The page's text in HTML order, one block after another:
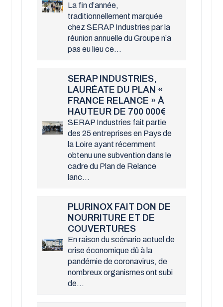
La fin d’année,
traditionnellement marquée
chez SERAP Industries par la
réunion annuelle du Groupe n’a
pas eu lieu ce...
SERAP INDUSTRIES,
LAURÉATE DU PLAN «
FRANCE RELANCE » À
HAUTEUR DE 700 000
SERAP Industries fait partie
des 25 entreprises en Pays de
la Loire ayant récemment
obtenu une subvention dans le
cadre du Plan de Relance
lanc...
PLURINOX FAIT DON DE
NOURRITURE ET DE
COUVERTURES
En raison du scénario actuel de
crise économique dû à la
pandémie de coronavirus, de
nombreux organismes ont subi
de...